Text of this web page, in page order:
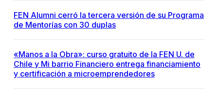
FEN Alumni cerró la tercera versión de su Programa
de Mentorías con 30 duplas
«Manos a la Obra»: curso gratuito de la FEN U. de
Chile y Mi barrio Financiero entrega financiamiento
y certificación a microemprendedores